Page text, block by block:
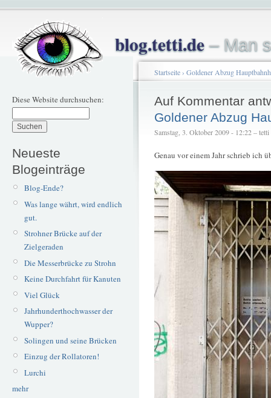
blog.tetti.de– Man
Diese Website durchsuchen:
Neueste
Blogeinträge
Blog-Ende?
Was lange währt, wird endlich
gut.
Strohner Brücke auf der
Zielgeraden
Die Messerbrücke zu Strohn
Keine Durchfahrt für Kanuten
Viel Glück
Jahrhunderthochwasser der
Wupper?
Solingen und seine Brücken
Einzug der Rollatoren!
Lurchi
mehr
Startseite› Goldener Abzug
Auf Kommentar
Goldener Abzug
Samstag, 3. Oktober 2009 - 12:22 – tetti
Genau vor einem Jahr schrieb ich